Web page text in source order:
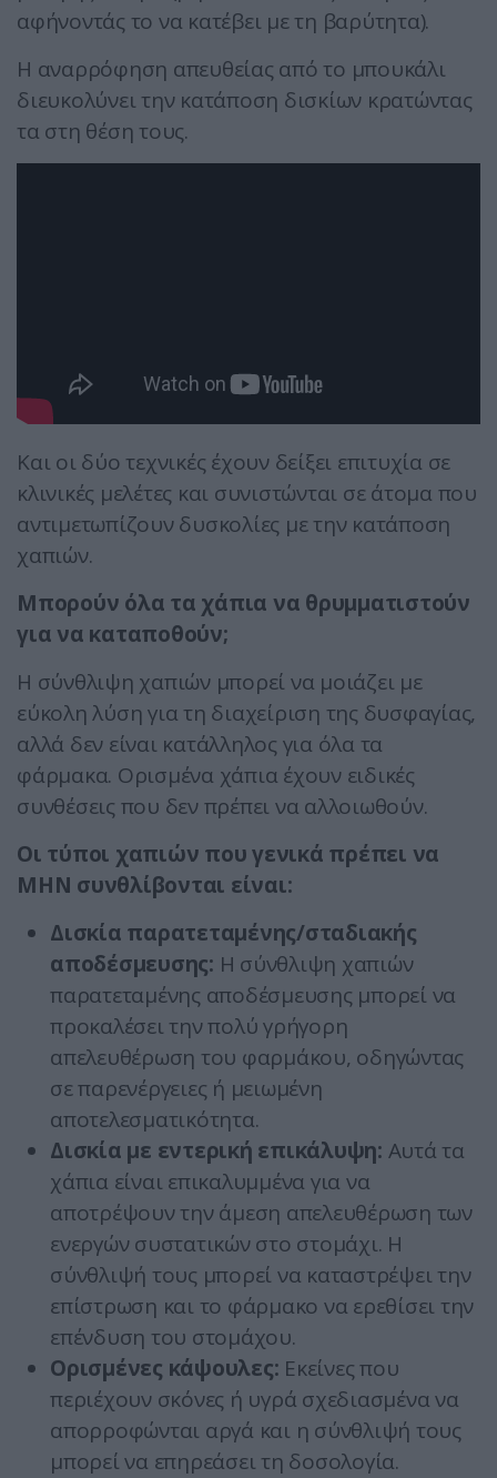
αφήνοντάς το να κατέβει με τη βαρύτητα).
Η αναρρόφηση απευθείας από το μπουκάλι
διευκολύνει την κατάποση δισκίων κρατώντας
τα στη θέση τους.
Και οι δύο τεχνικές έχουν δείξει επιτυχία σε
κλινικές μελέτες και συνιστώνται σε άτομα που
αντιμετωπίζουν δυσκολίες με την κατάποση
χαπιών.
Μπορούν όλα τα χάπια να θρυμματιστούν
για να καταποθούν;
Η σύνθλιψη χαπιών μπορεί να μοιάζει με
εύκολη λύση για τη διαχείριση της δυσφαγίας,
αλλά δεν είναι κατάλληλος για όλα τα
φάρμακα. Ορισμένα χάπια έχουν ειδικές
συνθέσεις που δεν πρέπει να αλλοιωθούν.
Οι τύποι χαπιών που γενικά πρέπει να
ΜΗΝ συνθλίβονται είναι:
Δισκία παρατεταμένης/σταδιακής
αποδέσμευσης: Η σύνθλιψη χαπιών
παρατεταμένης αποδέσμευσης μπορεί να
προκαλέσει την πολύ γρήγορη
απελευθέρωση του φαρμάκου, οδηγώντας
σε παρενέργειες ή μειωμένη
αποτελεσματικότητα.
Δισκία με εντερική επικάλυψη: Αυτά τα
χάπια είναι επικαλυμμένα για να
αποτρέψουν την άμεση απελευθέρωση των
ενεργών συστατικών στο στομάχι. Η
σύνθλιψή τους μπορεί να καταστρέψει την
επίστρωση και το φάρμακο να ερεθίσει την
επένδυση του στομάχου.
Ορισμένες κάψουλες: Εκείνες που
περιέχουν σκόνες ή υγρά σχεδιασμένα να
απορροφώνται αργά και η σύνθλιψή τους
μπορεί να επηρεάσει τη δοσολογία.